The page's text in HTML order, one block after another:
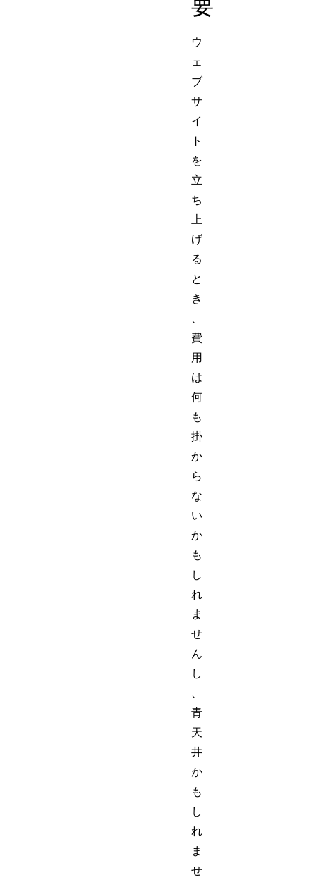
要
ウ
ェ
ブ
サ
イ
ト
を
立
ち
上
げ
る
と
き
費
用
は
何
も
掛
か
ら
な
い
か
も
し
れ
ま
せ
ん
し
青
天
井
か
も
し
れ
ま
せ